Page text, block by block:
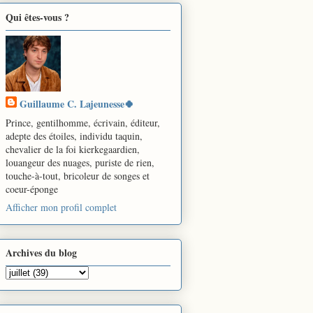
Qui êtes-vous ?
Guillaume C. Lajeunesse🍀
Prince, gentilhomme, écrivain, éditeur,
adepte des étoiles, individu taquin,
chevalier de la foi kierkegaardien,
louangeur des nuages, puriste de rien,
touche-à-tout, bricoleur de songes et
coeur-éponge
Afficher mon profil complet
Archives du blog